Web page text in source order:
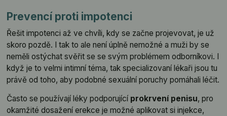
Prevencí proti impotenci
Řešit impotenci až ve chvíli, kdy se začne projevovat, je už
skoro pozdě. I tak to ale není úplně nemožné a muži by se
neměli ostýchat svěřit se se svým problémem odborníkovi. I
když je to velmi intimní téma, tak specializovaní lékaři jsou tu
právě od toho, aby podobné sexuální poruchy pomáhali léčit.
Často se používají léky podporující prokrvení penisu, pro
okamžité dosažení erekce je možné aplikovat si injekce,